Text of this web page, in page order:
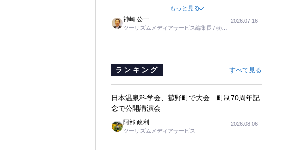
確信したそうです。今回の記事を懐かしく読みまし
りました。母の住まいから近いという理由で、その
施設を選択したのですが、私と妹にとっては、半日
仕事ででした。シニアの住まい選びは、当人だけで
はなく、世話をする家族の足の便も考えない外池な
もっと見る
神崎 公一
ツーリズムメディアサービス編集長 / ㈱ツ
2026.07.16
ランキング すべて見る
日本温泉科学会、菰野町で大会 町制70周年記
念で公開講演会
阿部 政利
ツーリズムメディアサービス
2026.08.06